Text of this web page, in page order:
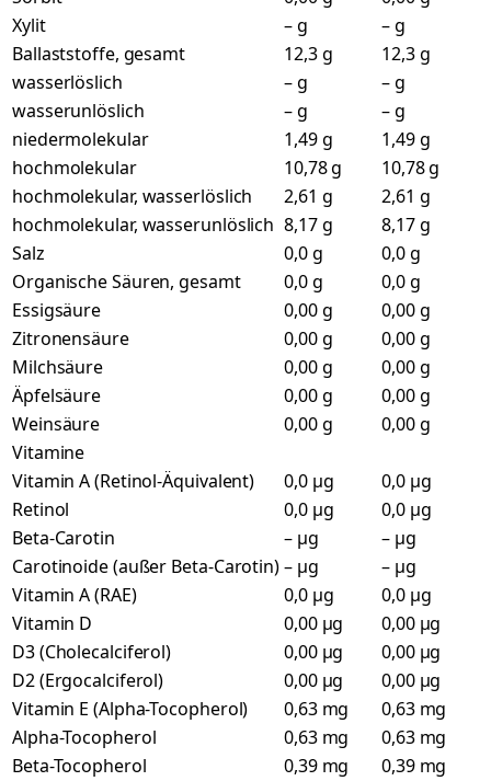
Xylit
– g
– g
Ballaststoffe, gesamt
12,3 g
12,3 g
wasserlöslich
– g
– g
wasserunlöslich
– g
– g
niedermolekular
1,49 g
1,49 g
hochmolekular
10,78 g
10,78 g
hochmolekular, wasserlöslich
2,61 g
2,61 g
hochmolekular, wasserunlöslich 8,17 g
8,17 g
Salz
0,0 g
0,0 g
Organische Säuren, gesamt
0,0 g
0,0 g
Essigsäure
0,00 g
0,00 g
Zitronensäure
0,00 g
0,00 g
Milchsäure
0,00 g
0,00 g
Äpfelsäure
0,00 g
0,00 g
Weinsäure
0,00 g
0,00 g
Vitamine
Vitamin A (Retinol-Äquivalent)
0,0 µg
0,0 µg
Retinol
0,0 µg
0,0 µg
Beta-Carotin
– µg
– µg
Carotinoide (außer Beta-Carotin)– µg
– µg
Vitamin A (RAE)
0,0 µg
0,0 µg
Vitamin D
0,00 µg
0,00 µg
D3 (Cholecalciferol)
0,00 µg
0,00 µg
D2 (Ergocalciferol)
0,00 µg
0,00 µg
Vitamin E (Alpha-Tocopherol)
0,63 mg
0,63 mg
Alpha-Tocopherol
0,63 mg
0,63 mg
Beta-Tocopherol
0,39 mg
0,39 mg